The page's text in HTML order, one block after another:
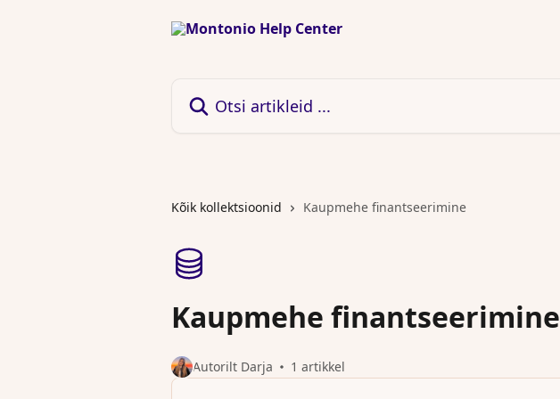
Kõik kollektsioonid Kaupmehe finantseerimine
Kaupmehe finantseerimine
Autorilt Darja 1 artikkel